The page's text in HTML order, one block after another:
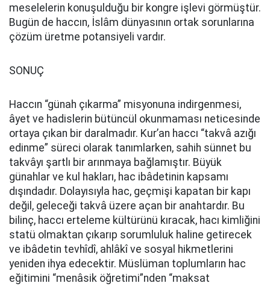
meselelerin konuşulduğu bir kongre işlevi görmüştür.
Bugün de haccın, İslâm dünyasının ortak sorunlarına
çözüm üretme potansiyeli vardır.
SONUÇ
Haccın “günah çıkarma” misyonuna indirgenmesi,
âyet ve hadislerin bütüncül okunmaması neticesinde
ortaya çıkan bir daralmadır. Kur’an haccı “takvâ azığı
edinme” süreci olarak tanımlarken, sahih sünnet bu
takvâyı şartlı bir arınmaya bağlamıştır. Büyük
günahlar ve kul hakları, hac ibâdetinin kapsamı
dışındadır. Dolayısıyla hac, geçmişi kapatan bir kapı
değil, geleceği takvâ üzere açan bir anahtardır. Bu
bilinç, haccı erteleme kültürünü kıracak, hacı kimliğini
statü olmaktan çıkarıp sorumluluk haline getirecek
ve ibâdetin tevhîdî, ahlâkî ve sosyal hikmetlerini
yeniden ihya edecektir. Müslüman toplumların hac
eğitimini “menâsik öğretimi”nden “maksat